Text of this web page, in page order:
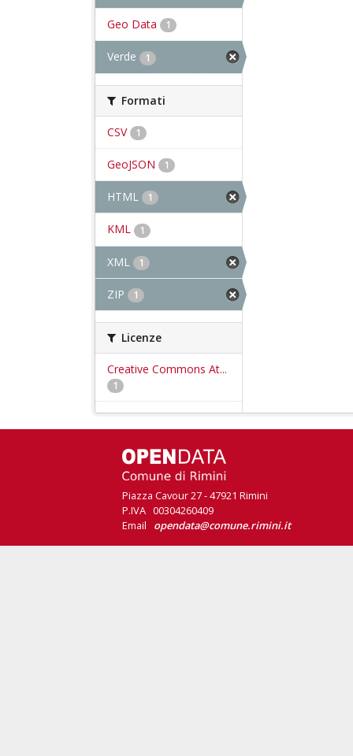
Geo Data 1
Verde 1
Formati
CSV 1
GeoJSON 1
HTML 1
KML 1
XML 1
ZIP 1
Licenze
Creative Commons At...
1
Piazza Cavour 27 - 47921 Rimini
P.IVA 00304260409
Email opendata@comune.rimini.it